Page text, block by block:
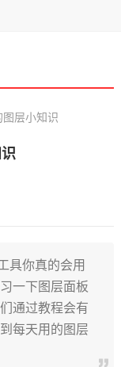
层小知识
具你真的会用
一下图层面板
通过教程会有
每天用的图层